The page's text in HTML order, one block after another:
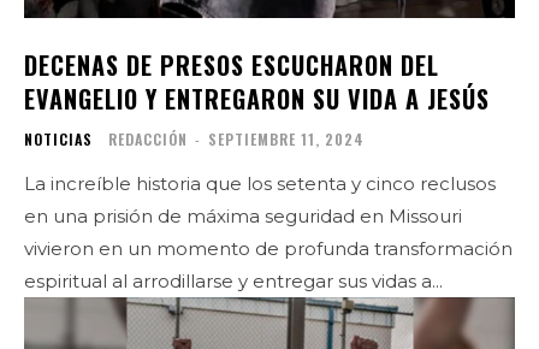
DECENAS DE PRESOS ESCUCHARON DEL
EVANGELIO Y ENTREGARON SU VIDA A JESÚS
NOTICIAS REDACCIÓN - SEPTIEMBRE 11, 2024
La increíble historia que los setenta y cinco reclusos
en una prisión de máxima seguridad en Missouri
vivieron en un momento de profunda transformación
espiritual al arrodillarse y entregar sus vidas a...